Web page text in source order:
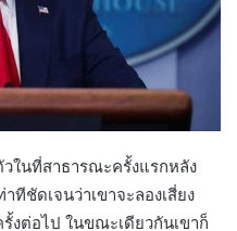
ในที่สาธารณะครั้งแรกหลัง
ทีชัดเจนว่าเขาจะลองเสี่ยง
งต่อไป ในขณะเดียวกันเขาก็